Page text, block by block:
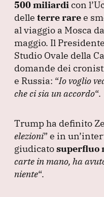
b
o
o
k
dI
n
A
p
p
500 miliardi con
delle terre raree
al viaggio a Mosca
maggio. Il
Studio Ovale della
domande dei
e Russia: “Io voglio
che ci sia un accordo“.
Trump ha definito
elezioni” e in
giudicatosuperfluo
carte in mano, ha
niente“.